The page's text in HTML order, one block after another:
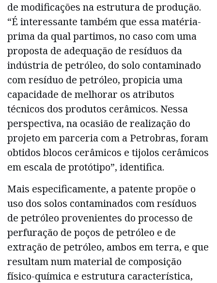
de modificações na estrutura de produção.
“É interessante também que essa matéria-
prima da qual partimos, no caso com uma
proposta de adequação de resíduos da
indústria de petróleo, do solo contaminado
com resíduo de petróleo, propicia uma
capacidade de melhorar os atributos
técnicos dos produtos cerâmicos. Nessa
perspectiva, na ocasião de realização do
projeto em parceria com a Petrobras, foram
obtidos blocos cerâmicos e tijolos cerâmicos
em escala de protótipo”, identifica.
Mais especificamente, a patente propõe o
uso dos solos contaminados com resíduos
de petróleo provenientes do processo de
perfuração de poços de petróleo e de
extração de petróleo, ambos em terra, e que
resultam num material de composição
físico-química e estrutura característica,